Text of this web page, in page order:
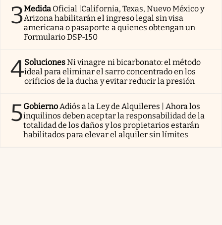
3Medida Oficial |California, Texas, Nuevo México y
Arizona habilitarán el ingreso legal sin visa
americana o pasaporte a quienes obtengan un
Formulario DSP-150
4SolucionesNi vinagre ni bicarbonato: el método
ideal para eliminar el sarro concentrado en los
orificios de la ducha y evitar reducir la presión
5GobiernoAdiós a la Ley de Alquileres | Ahora los
inquilinos deben aceptar la responsabilidad de la
totalidad de los daños y los propietarios estarán
habilitados para elevar el alquiler sin límites